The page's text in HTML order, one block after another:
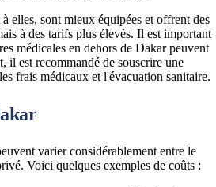
elles, sont mieux équipées et offrent des
à des tarifs plus élevés. Il est important
médicales en dehors de Dakar peuvent
il est recommandé de souscrire une
frais médicaux et l'évacuation sanitaire​.
varier considérablement entre le
Voici quelques exemples de coûts :